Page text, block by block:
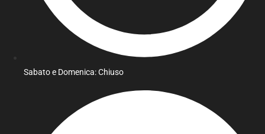
Sabato e Domenica: Chiuso